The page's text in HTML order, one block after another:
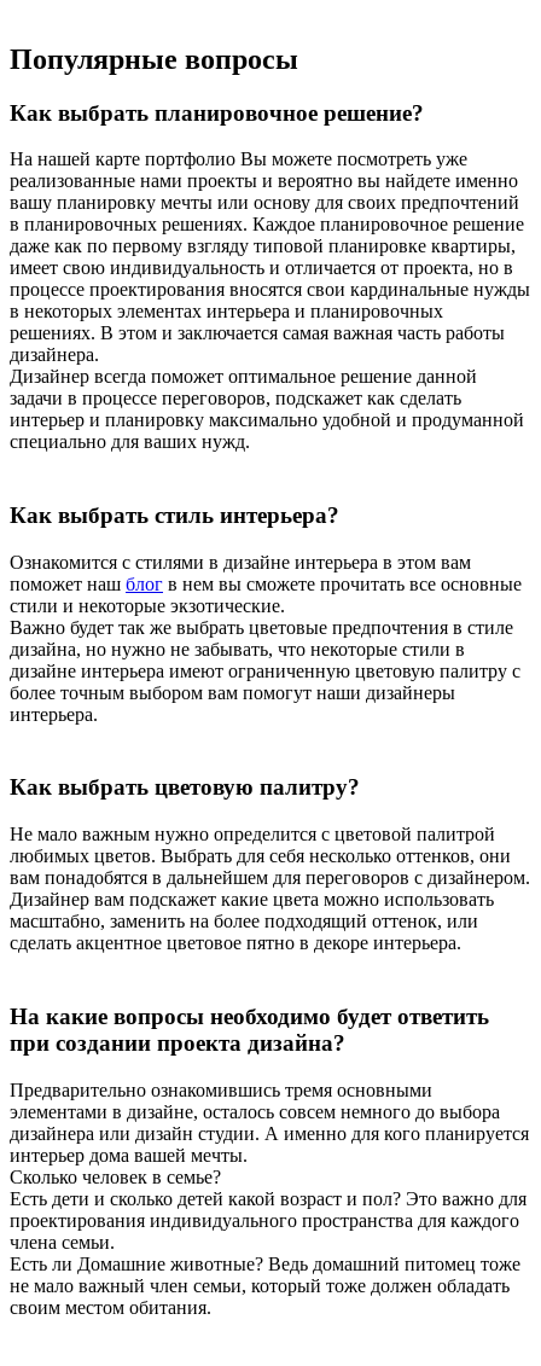
Популярные вопросы
Как выбрать планировочное решение?
На нашей карте портфолио Вы можете посмотреть уже
реализованные нами проекты и вероятно вы найдете именно
вашу планировку мечты или основу для своих предпочтений
в планировочных решениях. Каждое планировочное решение
даже как по первому взгляду типовой планировке квартиры,
имеет свою индивидуальность и отличается от проекта, но в
процессе проектирования вносятся свои кардинальные нужды
в некоторых элементах интерьера и планировочных
решениях. В этом и заключается самая важная часть работы
дизайнера.
Дизайнер всегда поможет оптимальное решение данной
задачи в процессе переговоров, подскажет как сделать
интерьер и планировку максимально удобной и продуманной
специально для ваших нужд.
Как выбрать стиль интерьера?
Ознакомится с стилями в дизайне интерьера в этом вам
поможет наш блог в нем вы сможете прочитать все основные
стили и некоторые экзотические.
Важно будет так же выбрать цветовые предпочтения в стиле
дизайна, но нужно не забывать, что некоторые стили в
дизайне интерьера имеют ограниченную цветовую палитру с
более точным выбором вам помогут наши дизайнеры
интерьера.
Как выбрать цветовую палитру?
Не мало важным нужно определится с цветовой палитрой
любимых цветов. Выбрать для себя несколько оттенков, они
вам понадобятся в дальнейшем для переговоров с дизайнером.
Дизайнер вам подскажет какие цвета можно использовать
масштабно, заменить на более подходящий оттенок, или
сделать акцентное цветовое пятно в декоре интерьера.
На какие вопросы необходимо будет ответить
при создании проекта дизайна?
Предварительно ознакомившись тремя основными
элементами в дизайне, осталось совсем немного до выбора
дизайнера или дизайн студии. А именно для кого планируется
интерьер дома вашей мечты.
Сколько человек в семье?
Есть дети и сколько детей какой возраст и пол? Это важно для
проектирования индивидуального пространства для каждого
члена семьи.
Есть ли Домашние животные? Ведь домашний питомец тоже
не мало важный член семьи, который тоже должен обладать
своим местом обитания.